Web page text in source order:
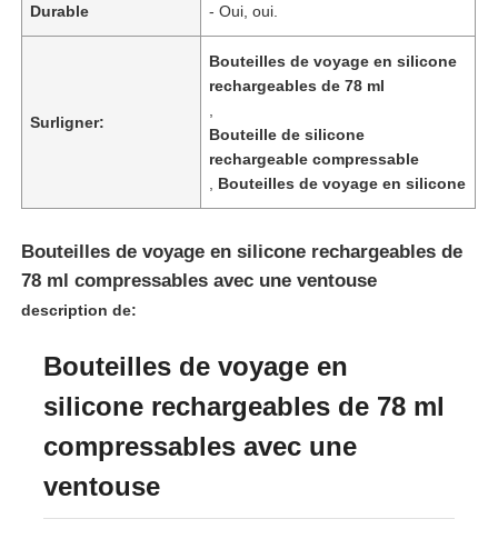
Accueil
Vidéos
À propos de nous
Durable - Oui, oui.
Surligner:
Bouteilles de voyage en silicone
rechargeables de 78 ml
Bouteille de silicone
rechargeable compressable
Bouteilles de voyage en silicone
Bouteilles de voyage en silicone rechargeables de
78 ml compressables avec une ventouse
description de:
Bouteilles de voyage en
silicone rechargeables de 78 ml
compressables avec une
ventouse